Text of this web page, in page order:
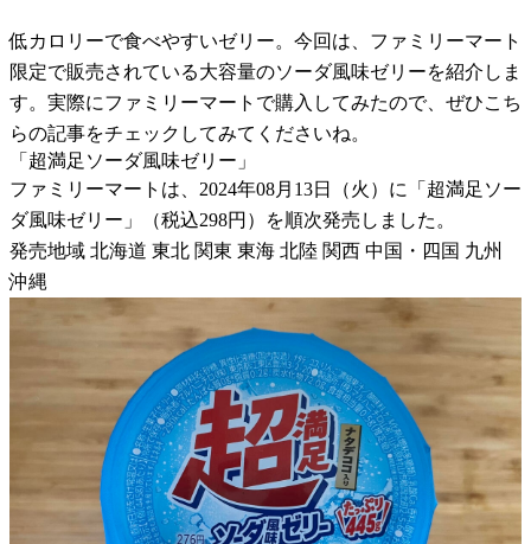
低カロリーで食べやすいゼリー。今回は、ファミリーマート
限定で販売されている大容量のソーダ風味ゼリーを紹介しま
す。実際にファミリーマートで購入してみたので、ぜひこち
らの記事をチェックしてみてくださいね。
「超満足ソーダ風味ゼリー」
ファミリーマートは、2024年08月13日（火）に「超満足ソー
ダ風味ゼリー」（税込298円）を順次発売しました。
発売地域 北海道 東北 関東 東海 北陸 関西 中国・四国 九州
沖縄